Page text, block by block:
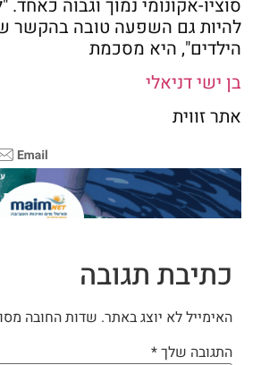
סוציו-אקונומי נמוך וגבוה כאחד.
להיות גם השפעה טובה בהקשר
הילדים", היא מסכמת
בן ישי דניאלי
אתר זווית
כתיבת תגובה
האימייל לא יוצג באתר. שדות החובה
התגובה שלך*